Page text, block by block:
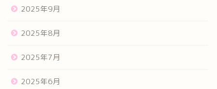
2025年9月
2025年8月
2025年7月
2025年6月